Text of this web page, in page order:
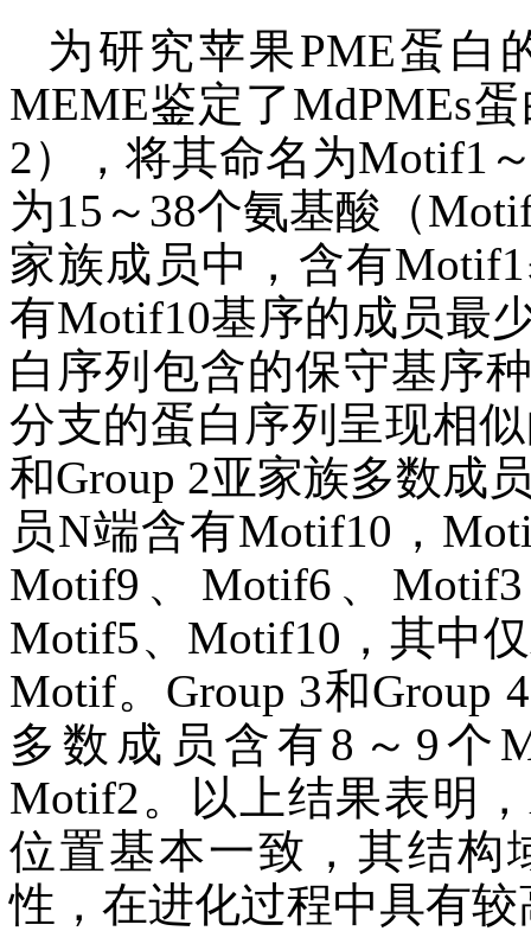
为研究苹果PME蛋白
MEME鉴定了MdPMEs
2），将其命名为Motif1
为15～38个氨基酸（
家族成员中，含有
有Motif10基序的成员最
白序列包含的保守基序
分支的蛋白序列呈现相
和Group 2亚家族多数成
员N端含有Motif10，
Motif9、Motif6、
Motif5、Motif10，其中仅
Motif。Group 3和Group
多数成员含有8～9个
Motif2。以上结果表明，
位置基本一致，其结构
性，在进化过程中具有